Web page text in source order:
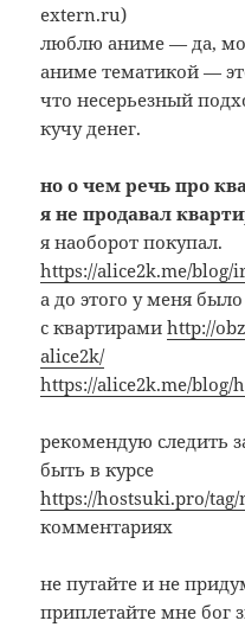
extern.ru)
люблю аниме — да,
аниме тематикой —
что несерьезный
кучу денег.
но о чем речь про
я не продавал
я наоборот покупал.
https://alice2k.me/blog/
а до этого у меня
с квартирамиhttp://
alice2k/
https://alice2k.me/blog/
рекомендую следить
быть в курсе
https://hostsuki.pro/tag/
комментариях
не путайте и не
приплетайте мне бог